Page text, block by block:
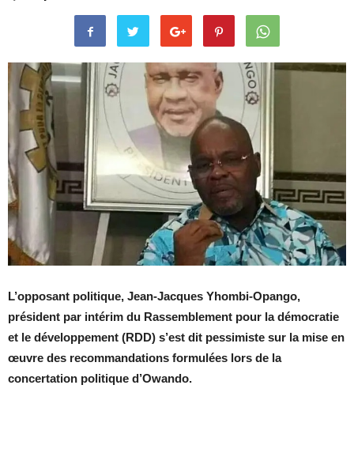
L’opposant politique, Jean-Jacques Yhombi-Opango,
président par intérim du Rassemblement pour la démocratie
et le développement (RDD) s’est dit pessimiste sur la mise en
œuvre des recommandations formulées lors de la
concertation politique d’Owando.